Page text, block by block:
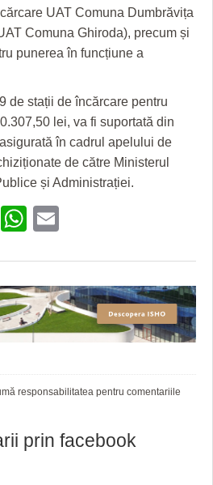
UAT Comuna Dumbrăvița
Comuna Ghiroda), precum și
punerea în funcțiune a
de stații de încărcare pentru
lei, va fi suportată din
în cadrul apelului de
de către Ministerul
și Administrației.
Pinterest
WhatsApp
responsabilitatea pentru comentariile
prin facebook